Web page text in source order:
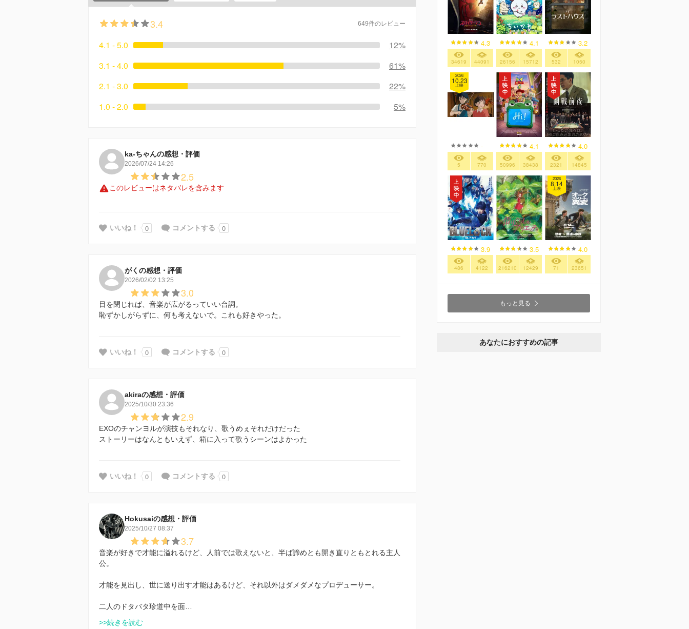
3.4 649件のレビュー
4.1 - 5.0
12%
3.1 - 4.0
61%
2.1 - 3.0
22%
1.0 - 2.0
5%
ka-ちゃんの感想・評価
2026/07/24 14:26
2.5
このレビューはネタバレを含みます
いいね！ 0 コメントする 0
がくの感想・評価
2026/02/02 13:25
3.0
目を閉じれば、音楽が広がるっていい台詞。
恥ずかしがらずに、何も考えないで。これも好きやった。
いいね！ 0 コメントする 0
akiraの感想・評価
2025/10/30 23:36
2.9
EXOのチャンヨルが演技もそれなり、歌うめぇそれだけだった
ストーリーはなんともいえず、箱に入って歌うシーンはよかった
いいね！ 0 コメントする 0
Hokusaiの感想・評価
2025/10/27 08:37
3.7
音楽が好きで才能に溢れるけど、人前では歌えないと、半ば諦めとも開き直りともとれる主人
公。
才能を見出し、世に送り出す才能はあるけど、それ以外はダメダメなプロデューサー。
二人のドタバタ珍道中を面…
>>続きを読む
4.3
34619 44091
4.1
26156 15712
3.2
532 1050
2026
10.23
上映
-
5 770
4.1
50996 38438
4.0
2321 14845
3.9
486 4122
3.5
216210 12429
2026
8.14
上映
4.0
71 23651
もっと見る
あなたにおすすめの記事